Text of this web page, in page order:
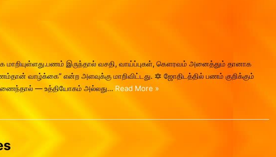
மாறியுள்ளது.பணம் இருந்தால் வசதி, வாய்ப்புகள், கௌரவம் அனைத்தும் தானாக
வாழ்க்கை” என்ற அளவுக்கு மாறிவிட்டது. 🔯 ஜோதிடத்தில் பணம் குறிக்கும்
இணைந்தால் — உத்தியோகம் அல்லது… Read More »